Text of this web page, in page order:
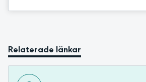
Relaterade länkar